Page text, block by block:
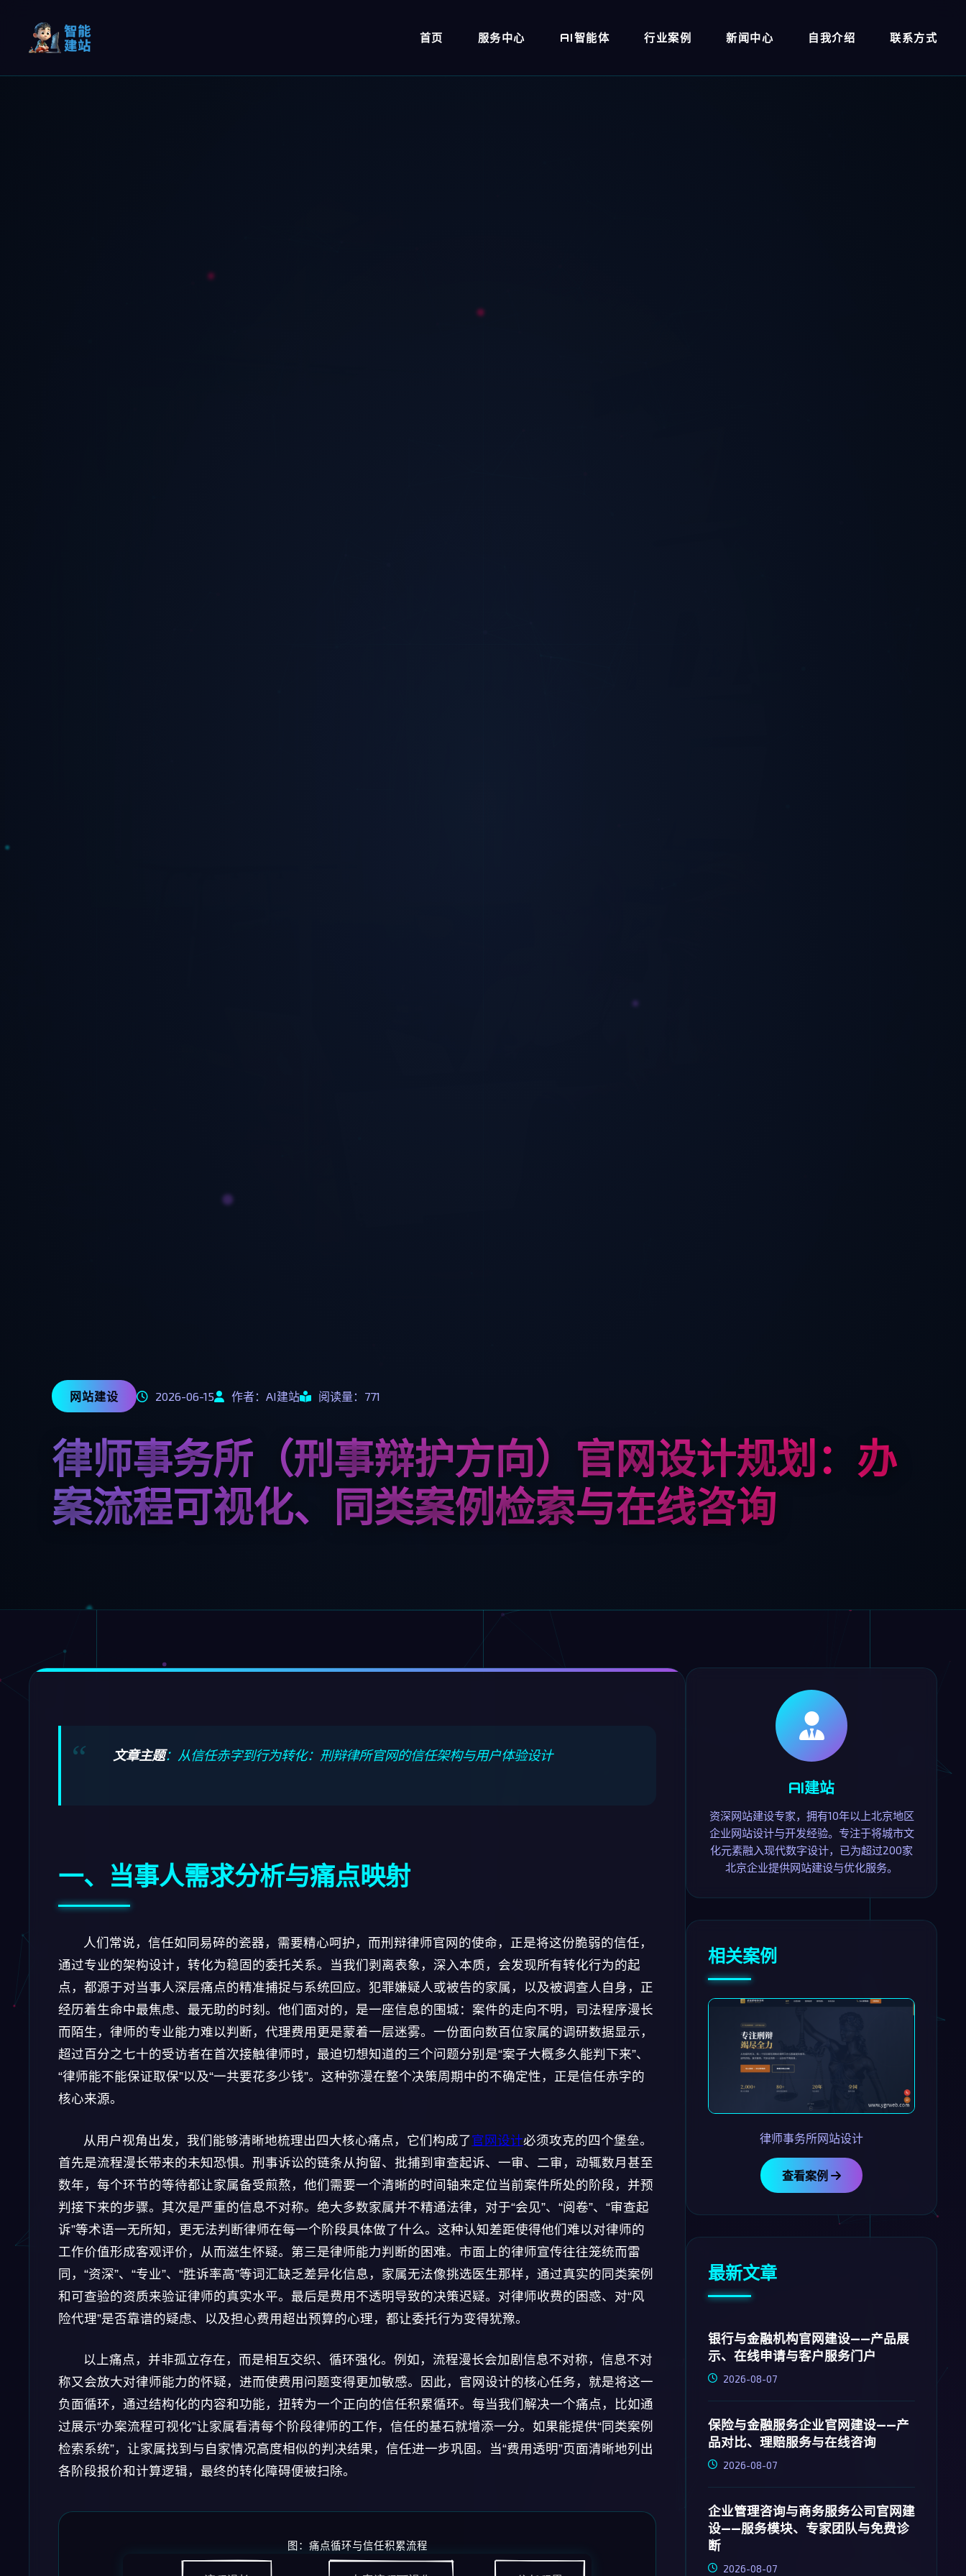
首页 服务中心 AI智能体 行业案例 新闻中心 自我介绍 联系方式
网站建设 2026-06-15 作者：AI建站 阅读量：771
律师事务所（刑事辩护方向）官网设计规划：办
案流程可视化、同类案例检索与在线咨询
文章主题：从信任赤字到行为转化：刑辩律所官网的信任架构与用户体验设计
一、当事人需求分析与痛点映射
人们常说，信任如同易碎的瓷器，需要精心呵护，而刑辩律师官网的使命，正是将这份脆弱的信任，
通过专业的架构设计，转化为稳固的委托关系。当我们剥离表象，深入本质，会发现所有转化行为的起
点，都源于对当事人深层痛点的精准捕捉与系统回应。犯罪嫌疑人或被告的家属，以及被调查人自身，正
经历着生命中最焦虑、最无助的时刻。他们面对的，是一座信息的围城：案件的走向不明，司法程序漫长
而陌生，律师的专业能力难以判断，代理费用更是蒙着一层迷雾。一份面向数百位家属的调研数据显示，
超过百分之七十的受访者在首次接触律师时，最迫切想知道的三个问题分别是“案子大概多久能判下来”、
“律师能不能保证取保”以及“一共要花多少钱”。这种弥漫在整个决策周期中的不确定性，正是信任赤字的
核心来源。
从用户视角出发，我们能够清晰地梳理出四大核心痛点，它们构成了官网设计必须攻克的四个堡垒。
首先是流程漫长带来的未知恐惧。刑事诉讼的链条从拘留、批捕到审查起诉、一审、二审，动辄数月甚至
数年，每个环节的等待都让家属备受煎熬，他们需要一个清晰的时间轴来定位当前案件所处的阶段，并预
判接下来的步骤。其次是严重的信息不对称。绝大多数家属并不精通法律，对于“会见”、“阅卷”、“审查起
诉”等术语一无所知，更无法判断律师在每一个阶段具体做了什么。这种认知差距使得他们难以对律师的
工作价值形成客观评价，从而滋生怀疑。第三是律师能力判断的困难。市面上的律师宣传往往笼统而雷
同，“资深”、“专业”、“胜诉率高”等词汇缺乏差异化信息，家属无法像挑选医生那样，通过真实的同类案例
和可查验的资质来验证律师的真实水平。最后是费用不透明导致的决策迟疑。对律师收费的困惑、对“风
险代理”是否靠谱的疑虑、以及担心费用超出预算的心理，都让委托行为变得犹豫。
以上痛点，并非孤立存在，而是相互交织、循环强化。例如，流程漫长会加剧信息不对称，信息不对
称又会放大对律师能力的怀疑，进而使费用问题变得更加敏感。因此，官网设计的核心任务，就是将这一
负面循环，通过结构化的内容和功能，扭转为一个正向的信任积累循环。每当我们解决一个痛点，比如通
过展示“办案流程可视化”让家属看清每个阶段律师的工作，信任的基石就增添一分。如果能提供“同类案例
检索系统”，让家属找到与自家情况高度相似的判决结果，信任进一步巩固。当“费用透明”页面清晰地列出
各阶段报价和计算逻辑，最终的转化障碍便被扫除。
图：痛点循环与信任积累流程
AI建站
资深网站建设专家，拥有10年以上北京地区
企业网站设计与开发经验。专注于将城市文
化元素融入现代数字设计，已为超过200家
北京企业提供网站建设与优化服务。
相关案例
律师事务所网站设计
查看案例
最新文章
银行与金融机构官网建设——产品展
示、在线申请与客户服务门户
2026-08-07
保险与金融服务企业官网建设——产
品对比、理赔服务与在线咨询
2026-08-07
企业管理咨询与商务服务公司官网建
设——服务模块、专家团队与免费诊
断
2026-08-07